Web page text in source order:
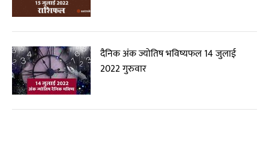
दैनिक अंक ज्योतिष भविष्यफल 14 जुलाई
2022 गुरुवार